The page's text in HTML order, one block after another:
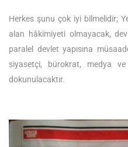
Herkes şunu çok iyi bilmelidir;
alan hâkimiyeti olmayacak,
paralel devlet yapısına
siyasetçi, bürokrat, medya
dokunulacaktır.